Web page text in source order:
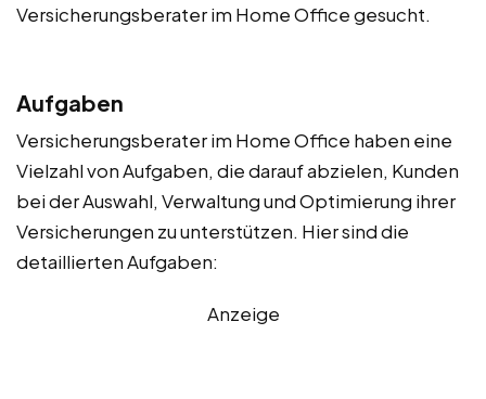
Versicherungsberater im Home Office gesucht.
Aufgaben
Versicherungsberater im Home Office haben eine
Vielzahl von Aufgaben, die darauf abzielen, Kunden
bei der Auswahl, Verwaltung und Optimierung ihrer
Versicherungen zu unterstützen. Hier sind die
detaillierten Aufgaben:
Anzeige